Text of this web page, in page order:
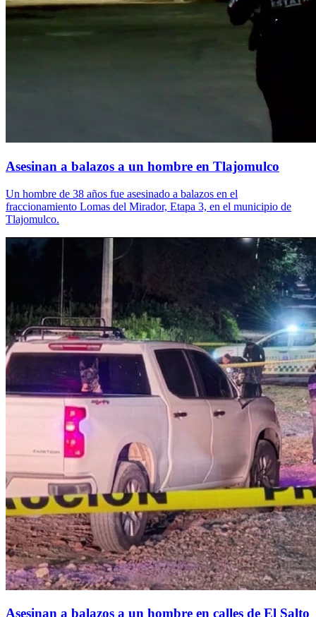
Asesinan a balazos a un hombre en Tlajomulco
Un hombre de 38 años fue asesinado a balazos en el
fraccionamiento Lomas del Mirador, Etapa 3, en el municipio de
Tlajomulco.
Asesinan a balazos a un hombre en calles de El Salto